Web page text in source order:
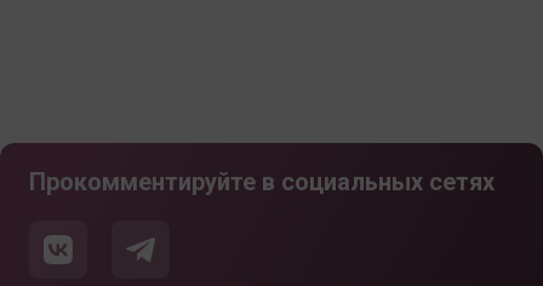
Прокомментируйте в социальных сетях